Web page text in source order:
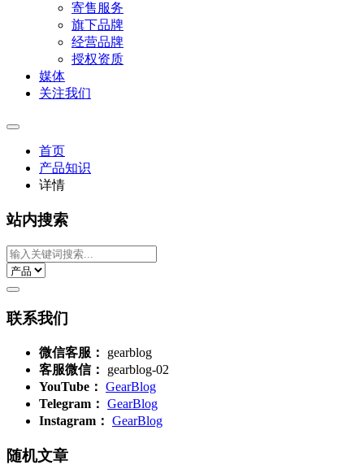
寄售服务
旗下品牌
经营品牌
授权资质
媒体
关注我们
首页
产品知识
详情
站内搜索
联系我们
微信客服：
gearblog
客服微信：
gearblog-02
YouTube： GearBlog
Telegram： GearBlog
Instagram： GearBlog
随机文章